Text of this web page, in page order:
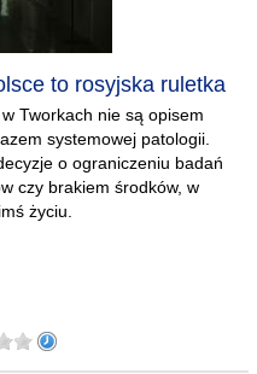
to rosyjska ruletka
Tworkach nie są opisem
systemowej patologii.
o ograniczeniu badań
czy brakiem środków, w
życiu.